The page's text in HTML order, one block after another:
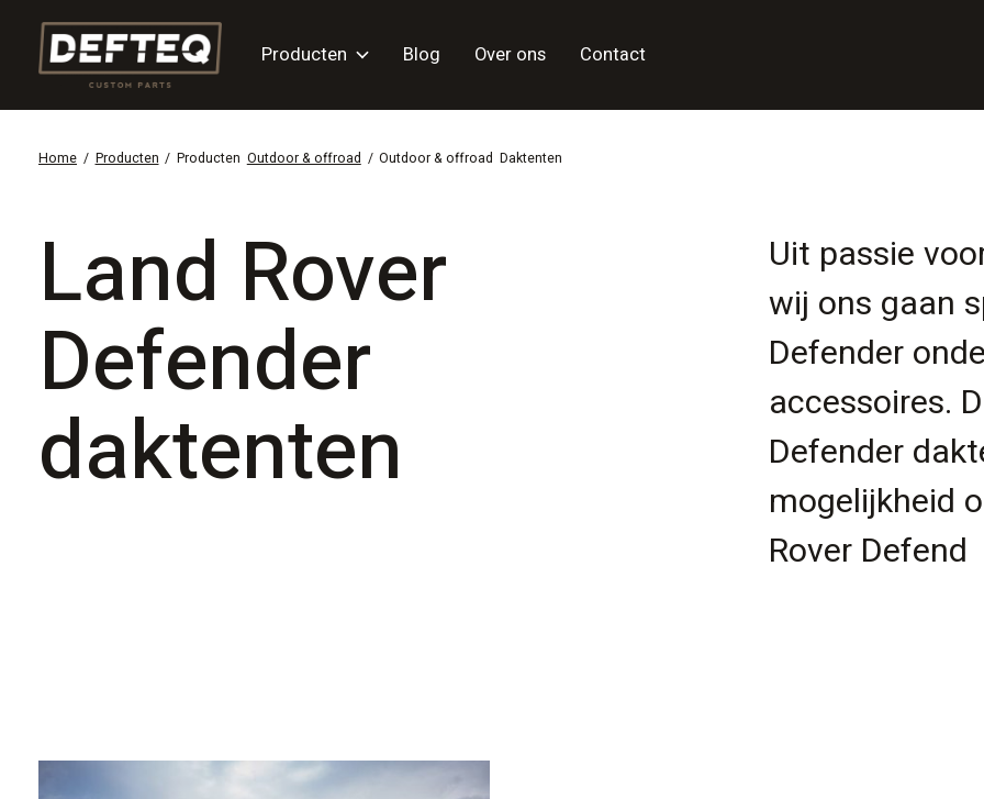
Producten Blog Over ons Contact
Home / Producten / Producten Outdoor & offroad / Outdoor & offroad Daktenten
Land Rover
Defender
daktenten
Uit passie
wij ons gaan
Defender
accessoires.
Defender
mogelijkheid
Rover Defend